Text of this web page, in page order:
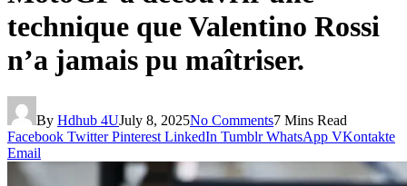
technique que Valentino Rossi
n’a jamais pu maîtriser.
By Hdhub 4UJuly 8, 2025No Comments7 Mins Read
Facebook Twitter Pinterest LinkedIn Tumblr WhatsApp VKontakte
Email